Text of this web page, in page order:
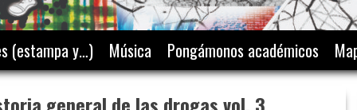
(estampa y…) Música Pongámonos académicos